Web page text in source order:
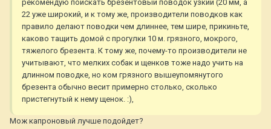
рекомендую поискать брезентовый поводок узкий (20 мм, а
22 уже широкий, и к тому же, производители поводков как
правило делают поводки чем длиннее, тем шире, прикиньте,
каково тащить домой с прогулки 10 м. грязного, мокрого,
тяжелого брезента. К тому же, почему-то производители не
учитывают, что мелких собак и щенков тоже надо учить на
длинном поводке, но ком грязного вышеупомянутого
брезента обычно весит примерно столько, сколько
пристегнутый к нему щенок. :),
Мож капроновый лучше подойдет?